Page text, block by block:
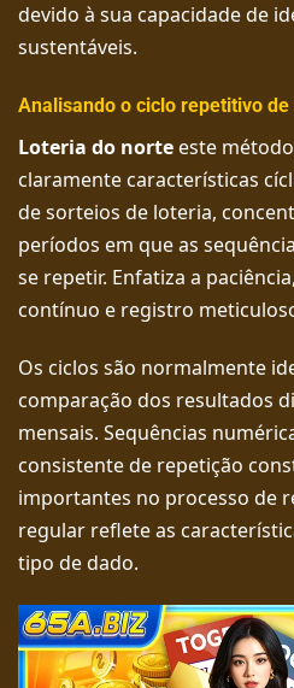
devido à sua capacidade de
sustentáveis.
Analisando o ciclo repetitivo
Loteria do norteeste
claramente características
de sorteios de loteria,
períodos em que as
se repetir. Enfatiza a
contínuo e registro
Os ciclos são normalmente
comparação dos resultados
mensais. Sequências
consistente de repetição
importantes no processo de
regular reflete as
tipo de dado.